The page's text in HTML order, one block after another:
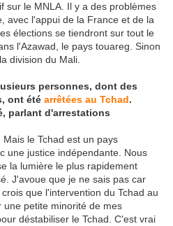
sur le MNLA. Il y a des problèmes
avec l'appui de la France et de la
élections se tiendront sur tout le
l'Azawad, le pays touareg. Sinon
division du Mali.
personnes, dont des
ont été arrêtées au Tchad.
parlant d'arrestations
le Tchad est un pays
une justice indépendante. Nous
la lumière le plus rapidement
J'avoue que je ne sais pas car
que l'intervention du Tchad au
petite minorité de mes
déstabiliser le Tchad. C'est vrai